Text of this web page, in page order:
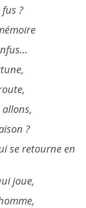
?
?
se retourne en
joue,